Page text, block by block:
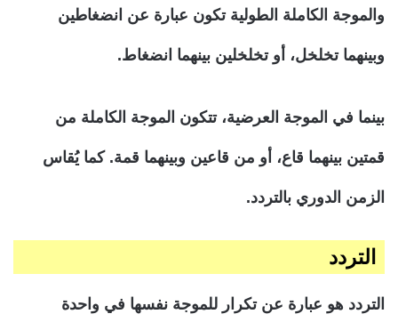
والموجة الكاملة الطولية تكون عبارة عن انضغاطين
وبينهما تخلخل، أو تخلخلين بينهما انضغاط.
بينما في الموجة العرضية، تتكون الموجة الكاملة من
قمتين بينهما قاع، أو من قاعين وبينهما قمة. كما يُقاس
الزمن الدوري بالتردد.
التردد
التردد هو عبارة عن تكرار للموجة نفسها في واحدة